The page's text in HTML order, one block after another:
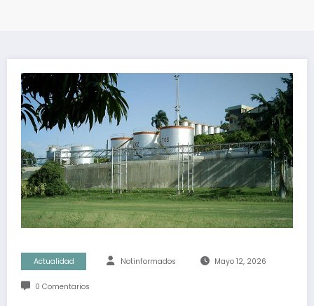
Actualidad Notinformados Mayo 12, 2026
0 Comentarios